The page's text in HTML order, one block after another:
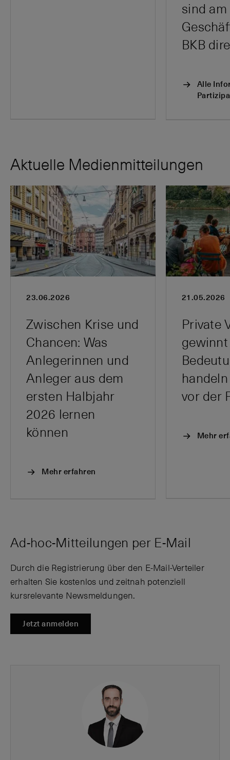
sind am
BKB
Alle
Aktuelle Medienmitteilungen
23.06.2026
Zwischen Krise und
Chancen: Was
Anlegerinnen und
Anleger aus dem
ersten Halbjahr
2026 lernen
können
Mehr erfahren
21.05.2026
Private
vor der
Mehr
Ad-hoc-Mitteilungen per E-Mail
Durch die Registrierung über den E-Mail-Verteiler
erhalten Sie kostenlos und zeitnah potenziell
kursrelevante Newsmeldungen.
Jetzt anmelden